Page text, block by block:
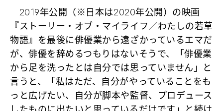
2019年公開（※日本は2020年公開）の映画
『ストーリー・オブ・マイライフ／わたしの若草
物語』を最後に俳優業から遠ざかっているエマだ
が、俳優を辞めるつもりはないそうで、
「俳優業
から足を洗ったとは自分では思っていません」 と
言うと、
「私はただ、自分がやっていることをも
っと広げたい、自分が脚本や監督、プロデュース